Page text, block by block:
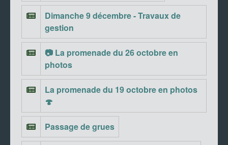
Dimanche 9 décembre - Travaux de
gestion
📷 La promenade du 26 octobre en
photos
La promenade du 19 octobre en photos
🍄
Passage de grues